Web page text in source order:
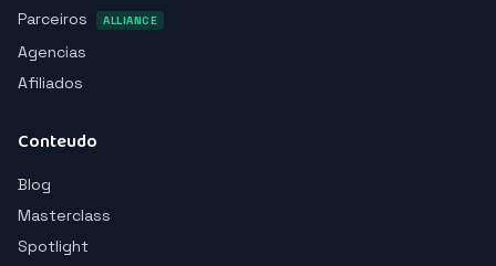
Parceiros
ALLIANCE
Agencias
Afiliados
Conteudo
Blog
Masterclass
Spotlight